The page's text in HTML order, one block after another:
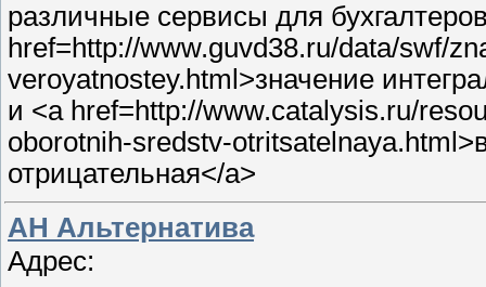
различные сервисы для
href=http://www.guvd38.ru/data/swf/
veroyatnostey.html>значение
и <a href=http://www.catalysis.ru/
oborotnih-sredstv-
отрицательная</a>
АН Альтернатива
Адрес: